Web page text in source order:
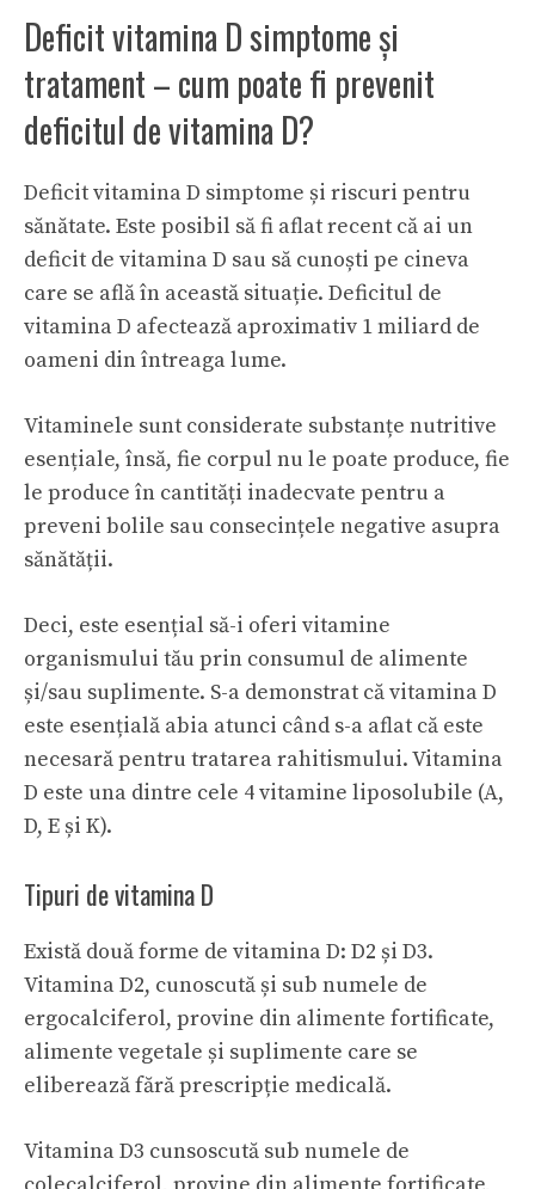
Deficit vitamina D simptome și
tratament – cum poate fi prevenit
deficitul de vitamina D?
Deficitvitamina D simptome și riscuri pentru
sănătate. Este posibil să fi aflat recent că ai un
deficit de vitamina D sau să cunoști pe cineva
care se află în această situație. Deficitul de
vitamina D afectează aproximativ 1 miliard de
oameni din întreaga lume.
Vitaminele sunt considerate substanțe nutritive
esențiale, însă, fie corpul nu le poate produce, fie
le produce în cantități inadecvate pentru a
preveni bolile sau consecințele negative asupra
sănătății.
Deci, este esențial să-i oferi vitamine
organismului tău prin consumul de alimente
și/sau suplimente. S-a demonstrat că vitamina D
este esențială abia atunci când s-a aflat că este
necesară pentru tratarea rahitismului. Vitamina
D este una dintre cele 4 vitamine liposolubile (A,
D, E și K).
Tipuri de vitamina D
Există două forme de vitamina D: D2 și D3.
Vitamina D2, cunoscută și sub numele de
ergocalciferol, provine din alimente fortificate,
alimente vegetale și suplimente care se
eliberează fără prescripție medicală.
Vitamina D3 cunsoscută sub numele de